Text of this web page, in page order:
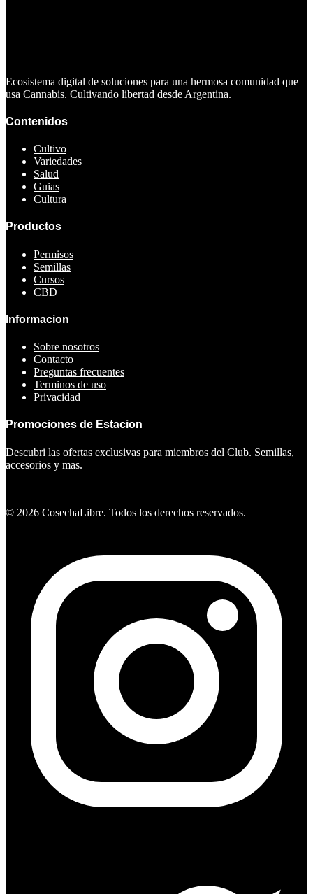
Ecosistema digital de soluciones para una hermosa comunidad que
usa Cannabis. Cultivando libertad desde Argentina.
Contenidos
Cultivo
Variedades
Salud
Guias
Cultura
Productos
Permisos
Semillas
Cursos
CBD
Informacion
Sobre nosotros
Contacto
Preguntas frecuentes
Terminos de uso
Privacidad
Promociones de Estacion
Descubri las ofertas exclusivas para miembros del Club. Semillas,
accesorios y mas.
© 2026 CosechaLibre. Todos los derechos reservados.